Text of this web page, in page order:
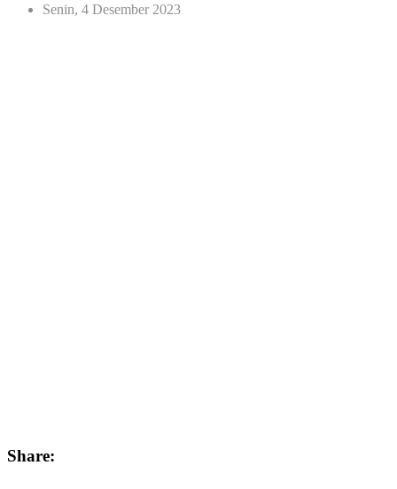
Senin, 4 Desember 2023
Share: